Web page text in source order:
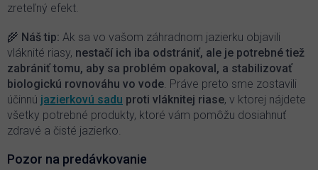
p
i
s
u
zreteľný efekt.
🌾 Náš tip: Ak sa vo vašom záhradnom jazierku objavili
vláknité riasy, nestačí ich iba odstrániť, ale je potrebné tiež
zabrániť tomu, aby sa problém opakoval, a stabilizovať
biologickú rovnováhu vo vode. Práve preto sme zostavili
účinnú jazierkovú sadu proti vláknitej riase, v ktorej nájdete
všetky potrebné produkty, ktoré vám pomôžu dosiahnuť
zdravé a čisté jazierko.
Pozor na predávkovanie